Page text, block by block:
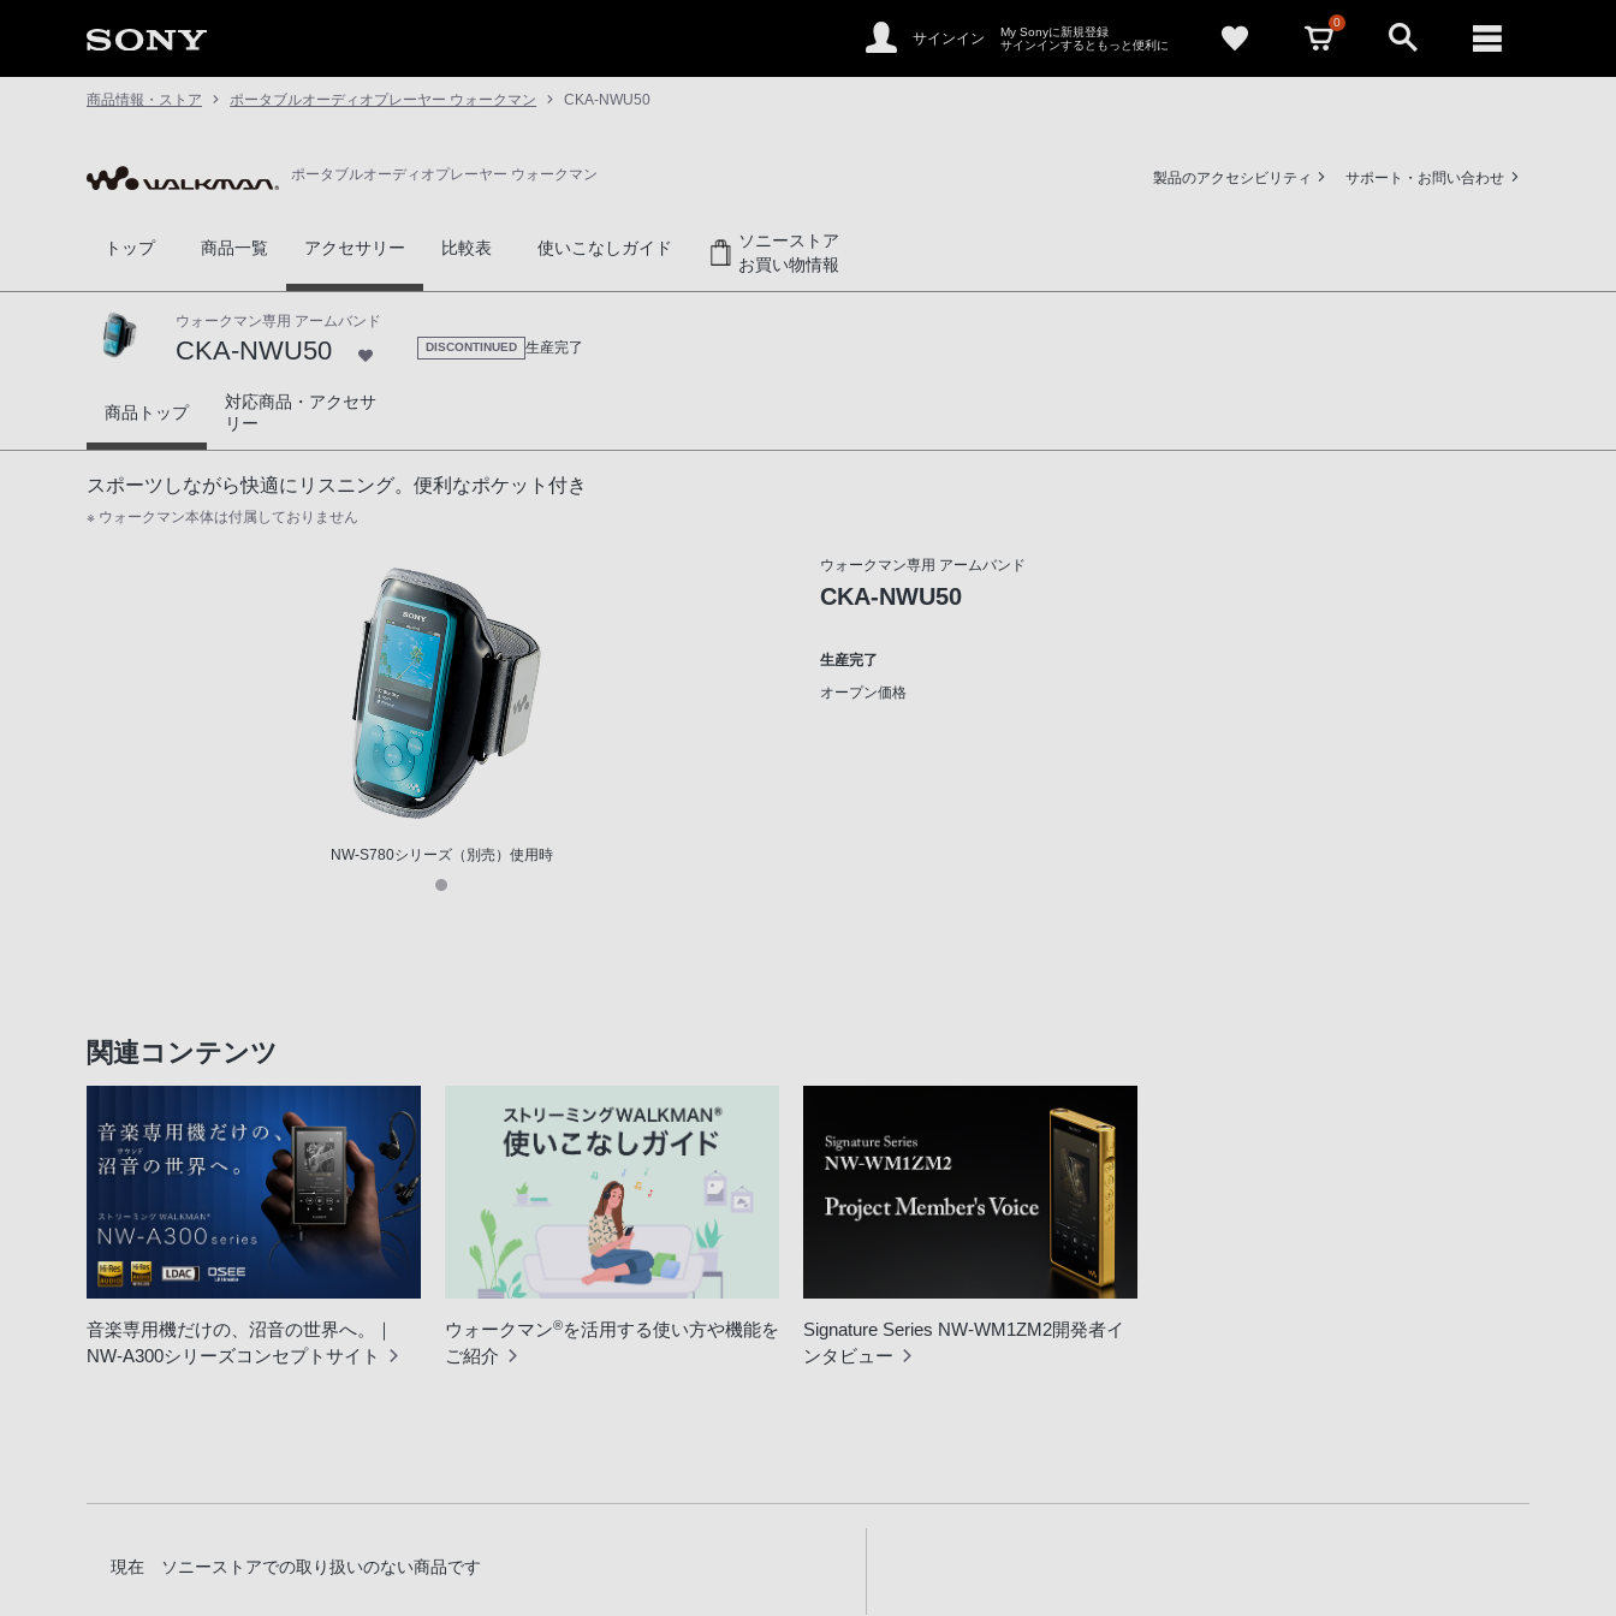
サインイン
My Sonyに新規登録
サインインするともっと便利に
0
商品情報・ストア ポータブルオーディオプレーヤー ウォークマン CKA-NWU50
ポータブルオーディオプレーヤー ウォークマン 製品のアクセシビリティ サポート・お問い合わせ
トップ 商品一覧 アクセサリー 比較表 使いこなしガイド
ソニーストア
お買い物情報
ウォークマン専用 アームバンド
CKA-NWU50 DISCONTINUED 生産完了
CKA-NWU50
商品トップ
対応商品・アクセサ
リー
スポーツしながら快適にリスニング。便利なポケット付き
※ ウォークマン本体は付属しておりません
NW-S780シリーズ（別売）使用時
ウォークマン専用 アームバンド
CKA-NWU50
生産完了
オープン価格
関連コンテンツ
音楽専用機だけの、沼音の世界へ。｜
NW-A300シリーズコンセプトサイト
ウォークマン®を活用する使い方や機能を
ご紹介
Signature Series NW-WM1ZM2開発者イ
ンタビュー
現在 ソニーストアでの取り扱いのない商品です